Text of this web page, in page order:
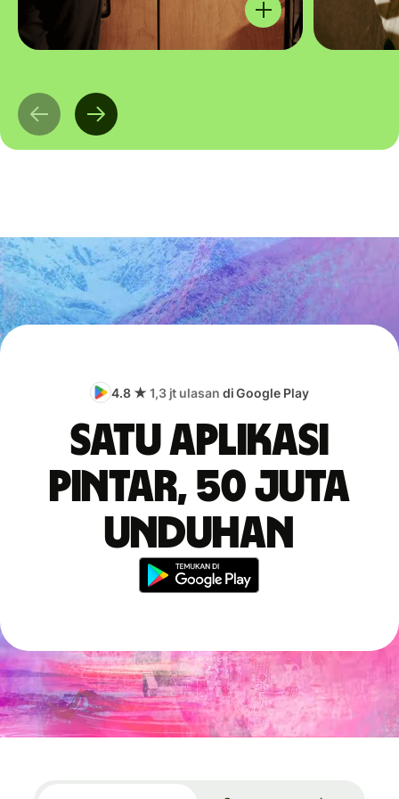
4.8 ★ 1,3 jt ulasan di Google Play
Satu aplikasi
pintar, 50 juta
unduhan